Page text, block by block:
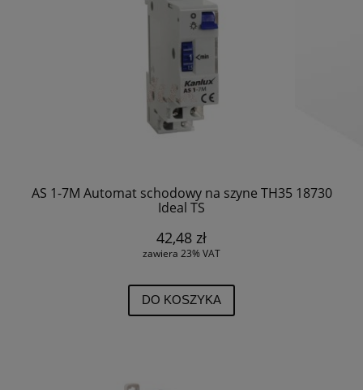
AS 1-7M Automat schodowy na szyne TH35 18730
Ideal TS
42,48 zł
zawiera 23% VAT
DO KOSZYKA